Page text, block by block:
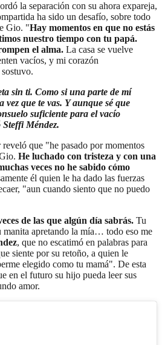
la separación con su ahora expareja,
ha sido un desafío, sobre todo
Gio. "Hay momentos en que no estás
nuestro tiempo con tu papá.
el alma. La casa se vuelve
vacíos, y mi corazón
sin ti. Como si una parte de mí
vez que te vas. Y aunque sé que
suficiente para el vacío
Méndez.
que "he pasado por momentos
He luchado con tristeza y con una
veces no he sabido cómo
él quien le ha dado las fuerzas
"aun cuando siento que no puedo
de las que algún día sabrás. Tu
manita apretando la mía… todo eso me
, que no escatimó en palabras para
siente por su retoño, a quien le
elegido como tu mamá". De esta
en el futuro su hijo pueda leer sus
amor.